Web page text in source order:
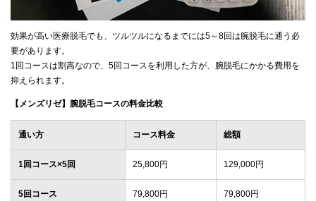
効果が高い医療脱毛でも、ツルツルになるまでには5～8回は腕脱毛に通う必
要があります。
1回コースは割高なので、5回コースを利用した方が、腕脱毛にかかる費用を
抑えられます。
【メンズリゼ】腕脱毛コースの料金比較
通い方 コース料金 総額
1回コース×5回 25,800円 129,000円
5回コース 79,800円 79,800円